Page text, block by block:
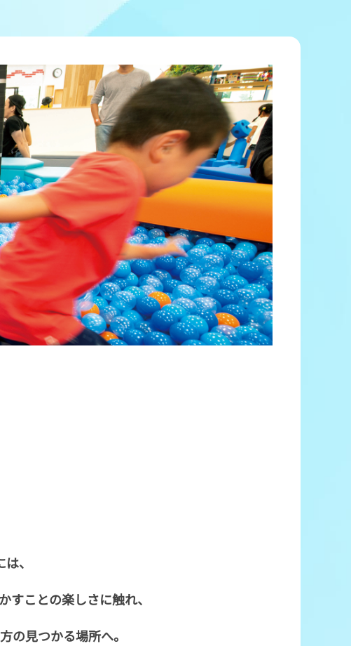
ボートレースチケットショップ玉川
ボートレースチケットショップ富士おやま
ボートレースチケットショップ焼津
冠レース協賛キャンペーン
＆スポンサー紹介
コンビニ出走表
、
すことの楽しさに触れ、
の見つかる場所へ。